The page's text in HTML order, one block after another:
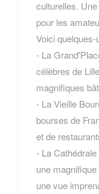
culturelles.
pour les
Voici
- La
célèbres de
magnifiques
- La Vieille
bourses de
et de
- La
une
une vue